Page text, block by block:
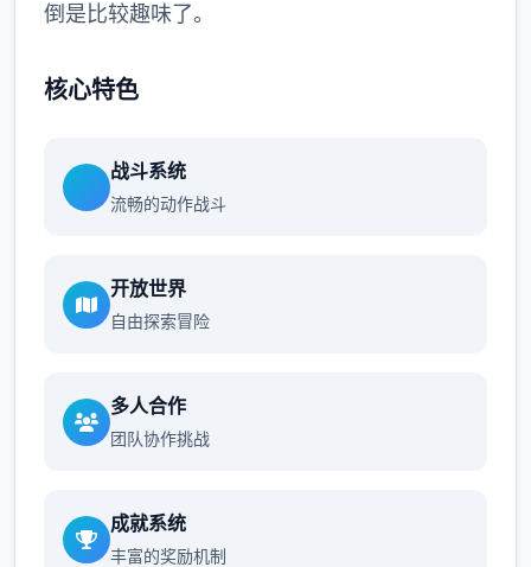
倒是比较趣味了。
核心特色
战斗系统
流畅的动作战斗
开放世界
自由探索冒险
多人合作
团队协作挑战
成就系统
丰富的奖励机制